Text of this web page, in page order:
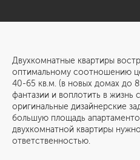
Двухкомнатные квартиры
оптимальному соотношению
40-65 кв.м. (в новых домах до
фантазии и воплотить в жизнь
оригинальные дизайнерские
большую площадь
двухкомнатной квартиры
ответственностью.